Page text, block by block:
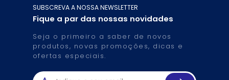
SUBSCREVA A NOSSA NEWSLETTER
Fique a par das nossas novidades
Seja o primeiro a saber de novos
produtos, novas promoções, dicas e
ofertas especiais.